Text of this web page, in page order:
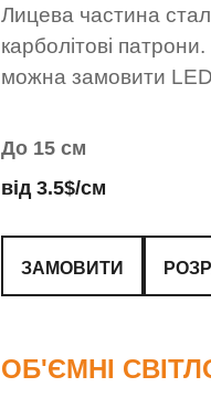
Лицева частина
карболітові
можна замовити
До 15 см
від 3.5$/см
ЗАМОВИТИ
ОБ'ЄМНІ